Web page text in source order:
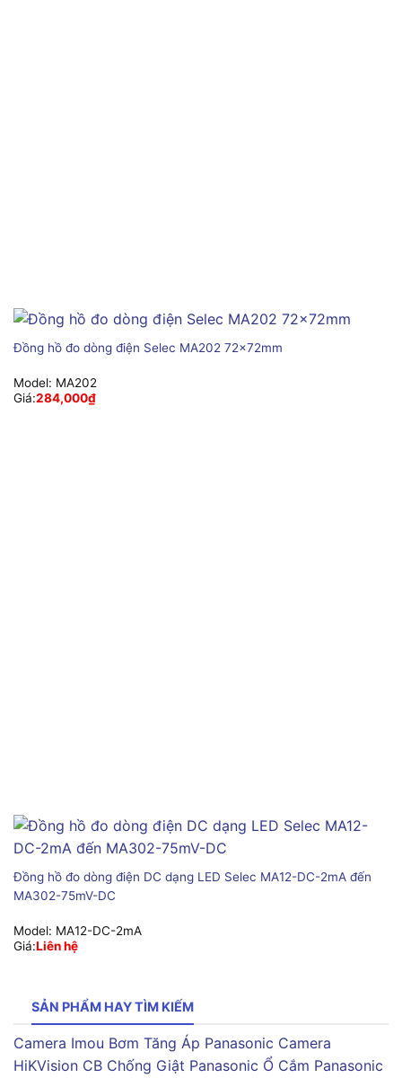
Đồng hồ đo dòng điện Selec MA202 72x72mm
Model: MA202
Giá:284,000₫
Đồng hồ đo dòng điện DC dạng LED Selec MA12-DC-2mA đến
MA302-75mV-DC
Model: MA12-DC-2mA
Giá:Liên hệ
SẢN PHẨM HAY TÌM KIẾM
Camera Imou Bơm Tăng Áp Panasonic Camera
HiKVision CB Chống Giật Panasonic Ổ Cắm Panasonic